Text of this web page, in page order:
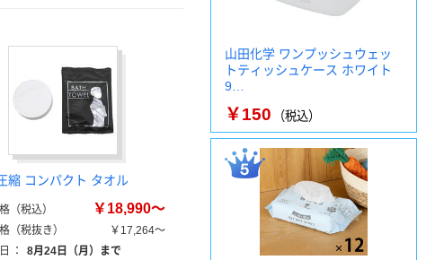
縮 コンパクト タオル
（税込） ￥18,990～
（税抜き）
￥17,264～
： 8月24日（月）まで
山田化学 ワンプッシュウェッ
トティッシュケース ホワイト
9…
￥150 （税込）